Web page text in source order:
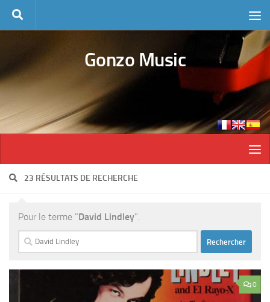
Skip to content
Gonzo Music
23 RÉSULTATS DE RECHERCHE
Pour le terme "David Lindley".
Rechercher :
0